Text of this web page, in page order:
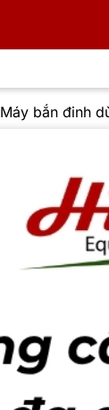
Máy bắn đinh